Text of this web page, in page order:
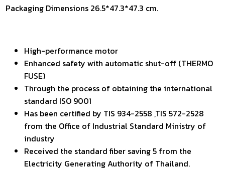
Packaging Dimensions 26.5*47.3*47.3 cm.
High-performance motor
Enhanced safety with automatic shut-off (THERMO
FUSE)
Through the process of obtaining the international
standard ISO 9001
Has been certified by TIS 934-2558 ,TIS 572-2528
from the Office of Industrial Standard Ministry of
industry
Received the standard fiber saving 5 from the
Electricity Generating Authority of Thailand.